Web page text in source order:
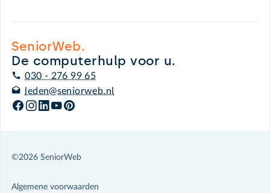
SeniorWeb.
De computerhulp voor u.
030 - 276 99 65
leden@seniorweb.nl
©2026 SeniorWeb
Algemene voorwaarden